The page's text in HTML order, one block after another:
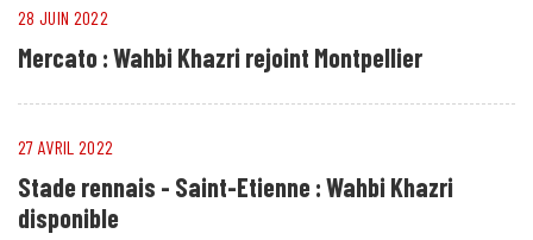
28 JUIN 2022
Mercato : Wahbi Khazri rejoint Montpellier
27 AVRIL 2022
Stade rennais - Saint-Etienne : Wahbi Khazri
disponible